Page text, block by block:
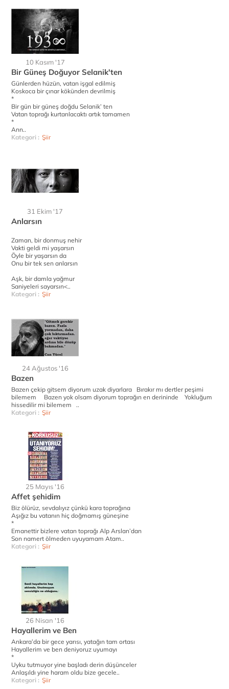
10 Kasım '17
Bir Güneş Doğuyor Selanik'ten
Günlerden hüzün, vatan işgal edilmiş
Koskoca bir çınar kökünden devrilmiş
*
Bir gün bir güneş doğdu Selanik’ ten
Vatan toprağı kurtarılacaktı artık tamamen
*
Ann..
Kategori : Şiir
31 Ekim '17
Anlarsın
Zaman, bir donmuş nehir
Vakti geldi mi yaşarsın
Öyle bir yaşarsın da
Onu bir tek sen anlarsın
Aşk, bir damla yağmur
Saniyeleri sayarsın<..
Kategori : Şiir
24 Ağustos '16
Bazen
Bazen çekip gitsem diyorum uzak diyarlara Bırakır mı dertler peşimi
bilemem Bazen yok olsam diyorum toprağın en derininde Yokluğum
hissedilir mi bilemem ..
Kategori : Şiir
25 Mayıs '16
Affet şehidim
Biz ölürüz, sevdalıyız çünkü kara toprağına
Aşığız bu vatanın hiç doğmamış güneşine
*
Emanettir bizlere vatan toprağı Alp Arslan’dan
Son namert ölmeden uyuyamam Atam..
Kategori : Şiir
26 Nisan '16
Hayallerim ve Ben
Ankara’da bir gece yarısı, yatağın tam ortası
Hayallerim ve ben deniyoruz uyumayı
*
Uyku tutmuyor yine başladı derin düşünceler
Anlaşıldı yine haram oldu bize gecele..
Kategori : Şiir